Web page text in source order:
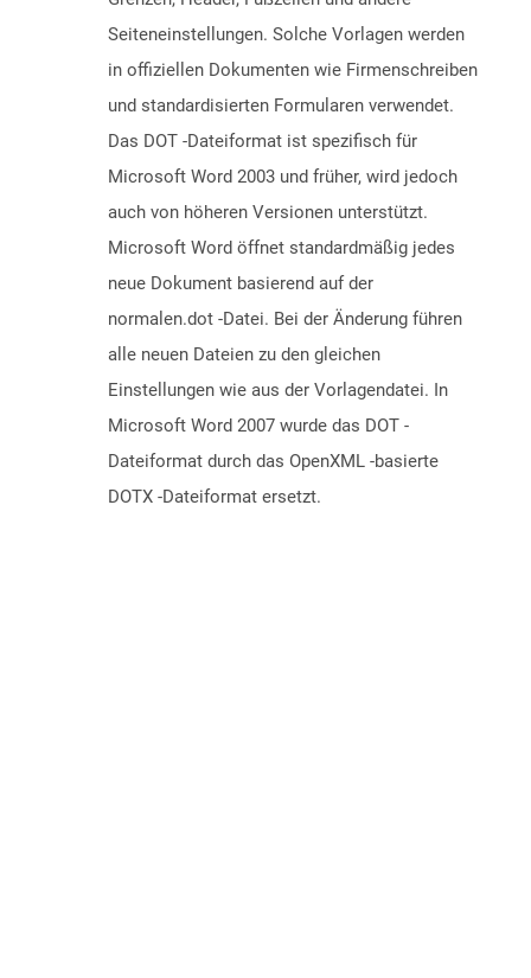
Seiteneinstellungen. Solche Vorlagen werden
in offiziellen Dokumenten wie Firmenschreiben
und standardisierten Formularen verwendet.
Das DOT -Dateiformat ist spezifisch für
Microsoft Word 2003 und früher, wird jedoch
auch von höheren Versionen unterstützt.
Microsoft Word öffnet standardmäßig jedes
neue Dokument basierend auf der
normalen.dot -Datei. Bei der Änderung führen
alle neuen Dateien zu den gleichen
Einstellungen wie aus der Vorlagendatei. In
Microsoft Word 2007 wurde das DOT -
Dateiformat durch das OpenXML -basierte
DOTX -Dateiformat ersetzt.